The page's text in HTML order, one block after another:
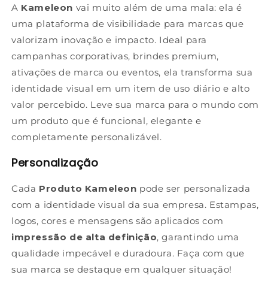
A Kameleon vai muito além de uma mala: ela é
uma plataforma de visibilidade para marcas que
valorizam inovação e impacto. Ideal para
campanhas corporativas, brindes premium,
ativações de marca ou eventos, ela transforma sua
identidade visual em um item de uso diário e alto
valor percebido. Leve sua marca para o mundo com
um produto que é funcional, elegante e
completamente personalizável.
Personalização
Cada Produto Kameleon pode ser personalizada
com a identidade visual da sua empresa. Estampas,
logos, cores e mensagens são aplicados com
impressão de alta definição, garantindo uma
qualidade impecável e duradoura. Faça com que
sua marca se destaque em qualquer situação!